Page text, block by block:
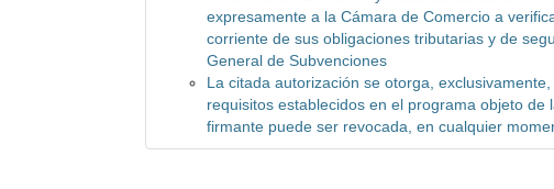
expresamente a la Cámara de Comercio a
corriente de sus obligaciones tributarias y de
General de Subvenciones
La citada autorización se otorga,
requisitos establecidos en el programa objeto
firmante puede ser revocada, en cualquier